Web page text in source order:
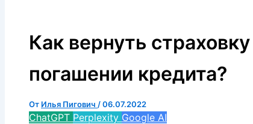
Как вернуть
погашении кредита?
От Илья Пигович /06.07.2022
ChatGPT Perplexity Google AI